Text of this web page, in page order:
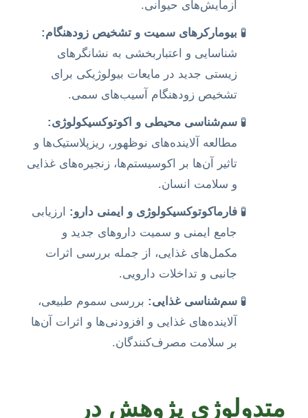
آزمایش‌های حیوانی.
بیومارکرهای سمیت و تشخیص زودهنگام:
شناسایی و اعتباربخشی به نشانگرهای
زیستی جدید در مایعات بیولوژیکی برای
تشخیص زودهنگام آسیب‌های سمی.
سم‌شناسی محیطی و اکوتوکسیکولوژی:
مطالعه آلاینده‌های نوظهور، ریزپلاستیک‌ها و
تاثیر آن‌ها بر اکوسیستم‌ها، زنجیره‌های غذایی
و سلامت انسان.
فارماکوتوکسیکولوژی و ایمنی دارو: ارزیابی
جامع ایمنی و سمیت داروهای جدید و
مکمل‌های غذایی، از جمله بررسی اثرات
جانبی و تداخلات دارویی.
سم‌شناسی غذایی: بررسی سموم طبیعی،
آلاینده‌های غذایی و افزودنی‌ها و اثرات آن‌ها
بر سلامت مصرف‌کنندگان.
متدولوژی پژوهش در